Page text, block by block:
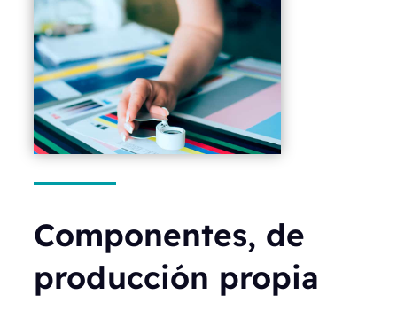
Componentes, de
producción propia